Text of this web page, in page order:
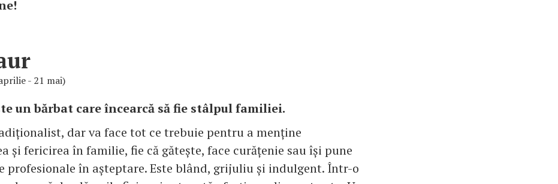
- 21 mai)
un bărbat care încearcă să fie stâlpul familiei.
dar va face tot ce trebuie pentru a menține
și fericirea în familie, fie că gătește, face curățenie sau își pune
profesionale în așteptare. Este blând, grijuliu și indulgent. Într-o